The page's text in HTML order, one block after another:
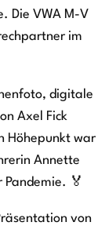
Die VWA M-V
im
digitale
Axel Fick
Höhepunkt war
Annette
🏅
von